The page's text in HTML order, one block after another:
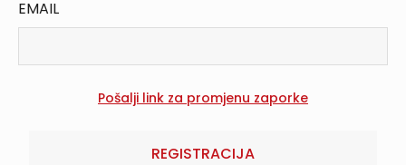
EMAIL
REGISTRACIJA